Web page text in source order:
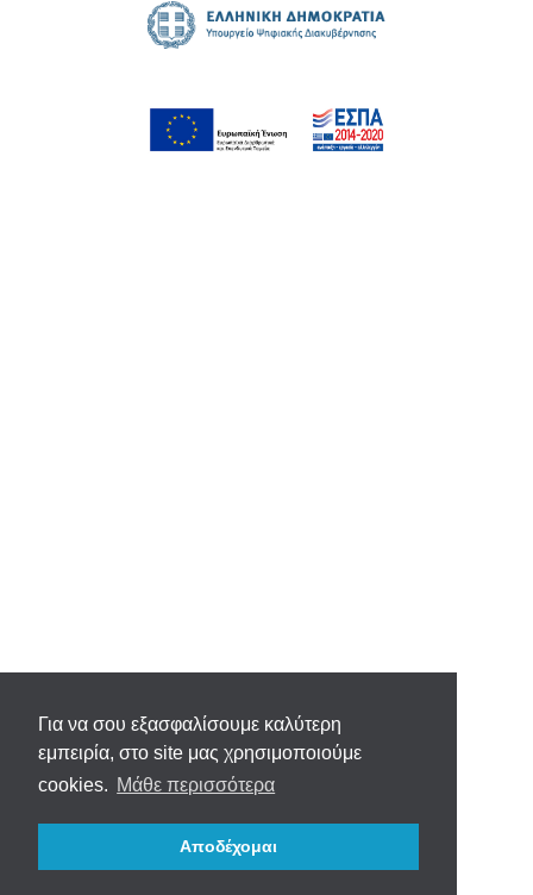
Για να σου εξασφαλίσουμε καλύτερη
εμπειρία, στο site μας χρησιμοποιούμε
cookies. Μάθε περισσότερα
Αποδέχομαι